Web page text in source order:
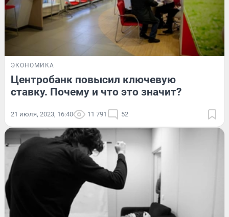
ЭКОНОМИКА
Центробанк повысил ключевую
ставку. Почему и что это значит?
21 июля, 2023, 16:40 11 791 52